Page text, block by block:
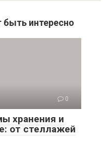
интересно
0
хранения и
от стеллажей